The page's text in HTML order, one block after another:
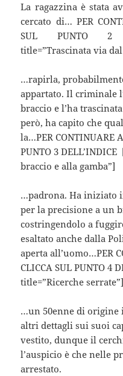
La ragazzina è stata
cercato di… PER
SUL PUNTO 2
title=”Trascinata via
…rapirla,
appartato. Il criminale
braccio e l’ha
però, ha capito che
la…PER CONTINUARE
PUNTO 3
braccio e alla gamba”]
…padrona. Ha iniziato
per la precisione a un
costringendolo a
esaltato anche dalla
aperta all’uomo…PER
CLICCA SUL PUNTO 4
title=”Ricerche serrate”]
…un 50enne di origine
altri dettagli sui suoi
vestito, dunque il
l’auspicio è che nelle
arrestato.